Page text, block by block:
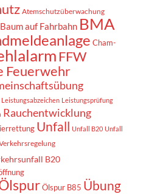
Atemschutzüberwachung
Baum auf Fahrbahn BMA
Cham-
FFW
Feuerwehr
Leistungsabzeichen Leistungsprüfung
Rauchentwicklung
Unfall Unfall B20 Unfall
B20
Ölspur B85 Übung